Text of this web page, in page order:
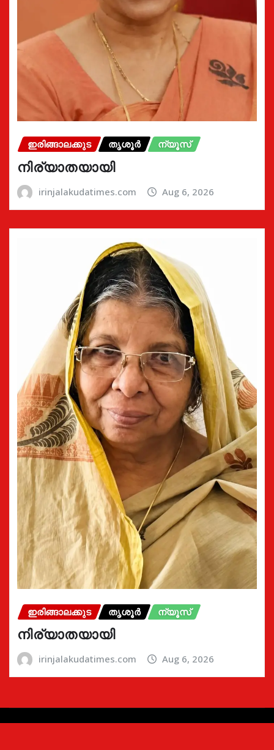
ഇരിങ്ങാലക്കുട തൃശൂർ ന്യൂസ്
നിര്യാതയായി
irinjalakudatimes.com Aug 6, 2026
ഇരിങ്ങാലക്കുട തൃശൂർ ന്യൂസ്
നിര്യാതയായി
irinjalakudatimes.com Aug 6, 2026